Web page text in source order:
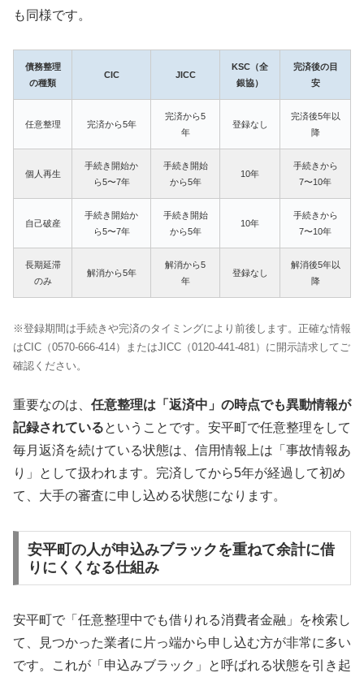
も同様です。
債務整理
の種類
CIC JICC
KSC（全
銀協）
完済後の目
安
任意整理 完済から5年
完済から5
年
登録なし
完済後5年以
降
個人再生
手続き開始か
ら5〜7年
手続き開始
から5年
10年
手続きから
7〜10年
自己破産
手続き開始か
ら5〜7年
手続き開始
から5年
10年
手続きから
7〜10年
長期延滞
のみ
解消から5年
解消から5
年
登録なし
解消後5年以
降
※登録期間は手続きや完済のタイミングにより前後します。正確な情報
はCIC（0570-666-414）またはJICC（0120-441-481）に開示請求してご
確認ください。
重要なのは、 任意整理は「返済中」の時点でも異動情報が
記録されているということです。安平町で任意整理をして
毎月返済を続けている状態は、信用情報上は「事故情報あ
り」として扱われます。完済してから5年が経過して初め
て、大手の審査に申し込める状態になります。
安平町の人が申込みブラックを重ねて余計に借
りにくくなる仕組み
安平町で「任意整理中でも借りれる消費者金融」を検索し
て、見つかった業者に片っ端から申し込む方が非常に多い
です。これが「申込みブラック」と呼ばれる状態を引き起